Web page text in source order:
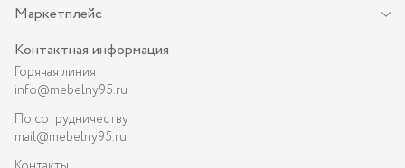
Маркетплейс
Контактная информация
Горячая линия
info@mebelny95.ru
По сотрудничеству
mail@mebelny95.ru